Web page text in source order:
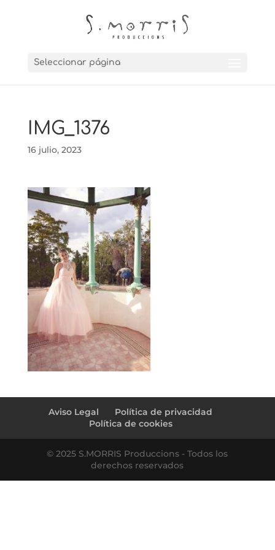
Seleccionar página
IMG_1376
16 julio, 2023
Aviso Legal
Política de privacidad
Política de cookies
© 2025 S.MORRIS Produccions - Todos los
derechos reservados